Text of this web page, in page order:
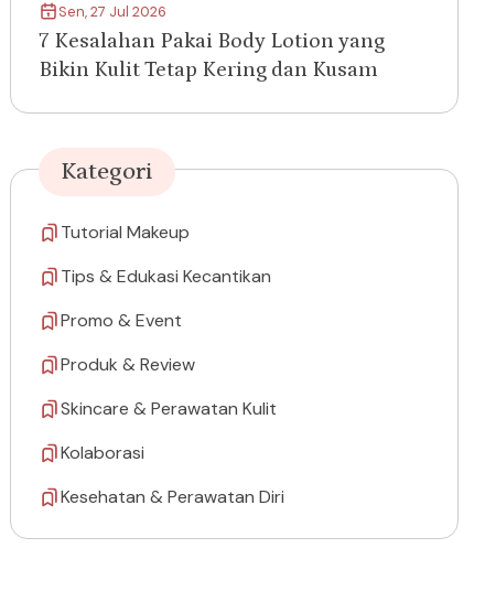
Sen, 27 Jul 2026
7 Kesalahan Pakai Body Lotion yang
Bikin Kulit Tetap Kering dan Kusam
Kategori
Tutorial Makeup
Tips & Edukasi Kecantikan
Promo & Event
Produk & Review
Skincare & Perawatan Kulit
Kolaborasi
Kesehatan & Perawatan Diri